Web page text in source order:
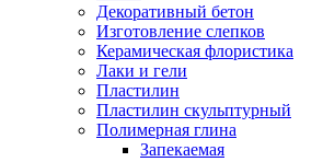
Декоративный бетон
Изготовление слепков
Керамическая флористика
Лаки и гели
Пластилин
Пластилин скульптурный
Полимерная глина
Запекаемая